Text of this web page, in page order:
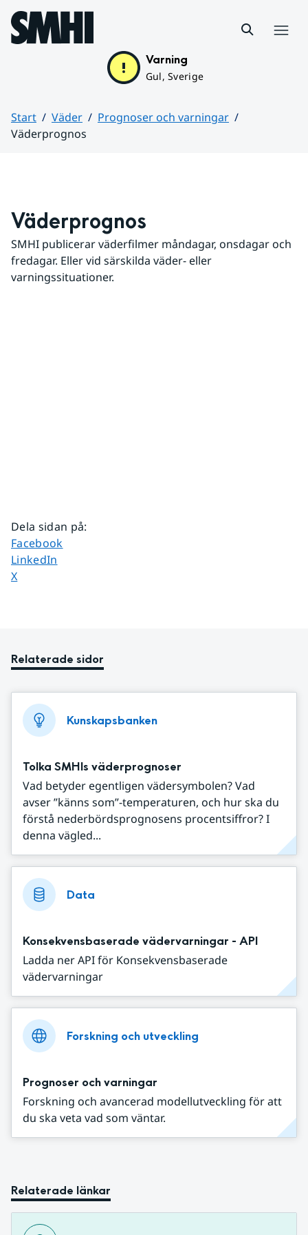
Hoppa till sidans innehåll
Varning
Gul, Sverige
Start Väder
Prognoser och varningar
Väderprognos
Väderprognos
SMHI publicerar väderfilmer måndagar, onsdagar och
fredagar. Eller vid särskilda väder- eller
varningssituationer.
Dela sidan på:
Dela sidan på
Facebook
Dela sidan på
LinkedIn
Dela sidan på
X
Relaterade sidor
Kunskapsbanken
Tolka SMHIs väderprognoser
Vad betyder egentligen vädersymbolen? Vad
avser ”känns som”-temperaturen, och hur ska du
förstå nederbördsprognosens procentsiffror? I
denna vägled...
Data
Konsekvensbaserade vädervarningar - API
Ladda ner API för Konsekvensbaserade
vädervarningar
Forskning och utveckling
Prognoser och varningar
Forskning och avancerad modellutveckling för att
du ska veta vad som väntar.
Relaterade länkar